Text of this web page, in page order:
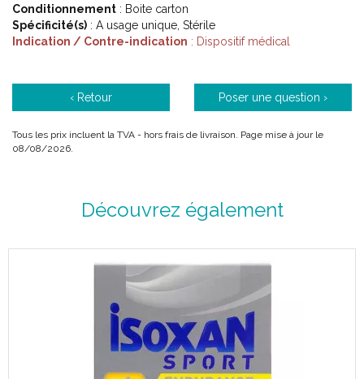
Glucoject Lancets PLUS 33G sont des lancettes stériles, à
bout des doigts pour un prélèvement capillaire sanguin.
protecteur.
autopiqueur GlucoJect Dual Plus
Conditionnement : boîte carton.
Dispositif médical classe IIa.
Caractéristiques :
Conditionnement : Boite carton
Spécificité(s) : A usage unique, Stérile
Indication / Contre-indication : Dispositif médical
‹ Retour Poser une question ›
Tous les prix incluent la TVA - hors frais de livraison. Page mise à jour le
08/08/2026.
Découvrez également